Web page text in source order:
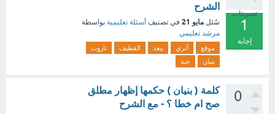
تصويتات
1
إجابة
الشرح
سُئل مايو 21 في تصنيف أسئلة تعليمية بواسطة
مرشد تعليمي
موقع أثري يبعد القطيف
تاروت
بنيان
جبة
0
كلمة ( بنيان ) حكمها إظهار مطلق
صح ام خطا ؟ - مع الشرح